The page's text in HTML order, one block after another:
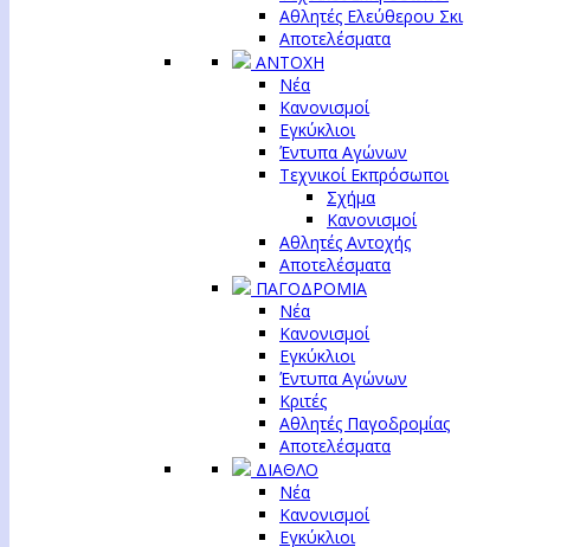
Αθλητές Ελεύθερου Σκι
Αποτελέσματα
ΑΝΤΟΧΗ
Νέα
Κανονισμοί
Εγκύκλιοι
Έντυπα Αγώνων
Τεχνικοί Εκπρόσωποι
Σχήμα
Κανονισμοί
Αθλητές Αντοχής
Αποτελέσματα
ΠΑΓΟΔΡΟΜΙΑ
Νέα
Κανονισμοί
Εγκύκλιοι
Έντυπα Αγώνων
Κριτές
Αθλητές Παγοδρομίας
Αποτελέσματα
ΔΙΑΘΛΟ
Νέα
Κανονισμοί
Εγκύκλιοι